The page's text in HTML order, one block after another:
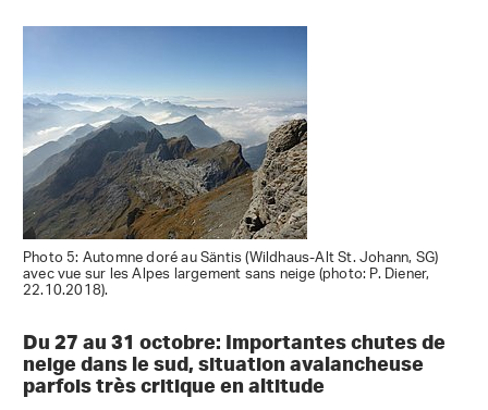
Photo 5: Automne doré au Säntis (Wildhaus-Alt St. Johann, SG)
avec vue sur les Alpes largement sans neige (photo: P. Diener,
22.10.2018).
Du 27 au 31 octobre: Importantes chutes de
neige dans le sud, situation avalancheuse
parfois très critique en altitude